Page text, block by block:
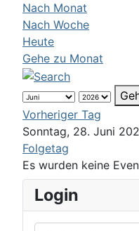
Nach Monat
Nach Woche
Heute
Gehe zu Monat
Vorheriger Tag
Sonntag, 28. Juni
Folgetag
Es wurden keine
Login